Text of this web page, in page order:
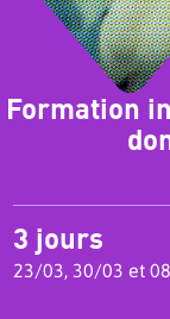
Formation
3 jours
23/03, 30/03 et